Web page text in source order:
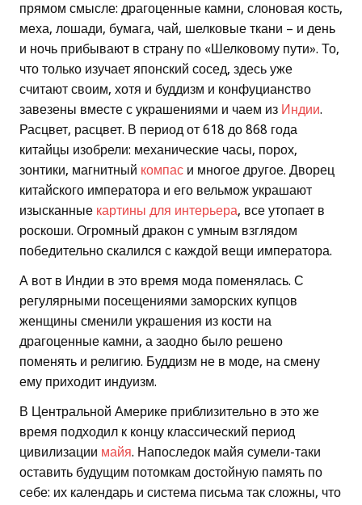
прямом смысле: драгоценные камни, слоновая кость,
меха, лошади, бумага, чай, шелковые ткани – и день
и ночь прибывают в страну по «Шелковому пути». То,
что только изучает японский сосед, здесь уже
считают своим, хотя и буддизм и конфуцианство
завезены вместе с украшениями и чаем из Индии.
Расцвет, расцвет. В период от 618 до 868 года
китайцы изобрели: механические часы, порох,
зонтики, магнитный компас и многое другое. Дворец
китайского императора и его вельмож украшают
изысканные картины для интерьера, все утопает в
роскоши. Огромный дракон с умным взглядом
победительно скалился с каждой вещи императора.
А вот в Индии в это время мода поменялась. С
регулярными посещениями заморских купцов
женщины сменили украшения из кости на
драгоценные камни, а заодно было решено
поменять и религию. Буддизм не в моде, на смену
ему приходит индуизм.
В Центральной Америке приблизительно в это же
время подходил к концу классический период
цивилизации майя. Напоследок майя сумели-таки
оставить будущим потомкам достойную память по
себе: их календарь и система письма так сложны, что